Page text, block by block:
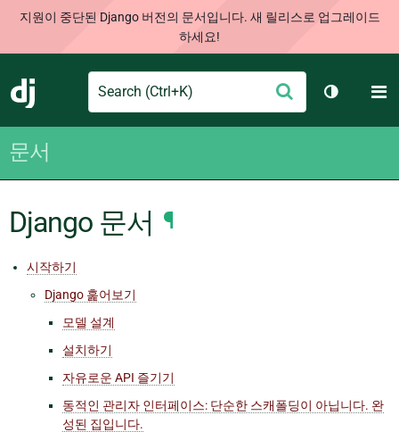
지원이 중단된 Django 버전의 문서입니다. 새 릴리스로 업그레이드
하세요!
Django
Search
출
테마 토
문서
Django 문서 ¶
시작하기
Django 훑어보기
모델 설계
설치하기
자유로운 API 즐기기
동적인 관리자 인터페이스: 단순한 스캐폴딩이 아닙니다. 완
성된 집입니다.